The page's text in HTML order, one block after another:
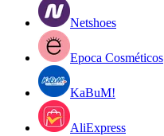
Netshoes
Epoca Cosméticos
KaBuM!
AliExpress